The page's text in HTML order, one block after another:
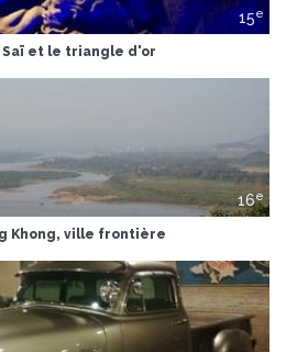
15e
Saï et le triangle d'or
16e
Khong, ville frontière